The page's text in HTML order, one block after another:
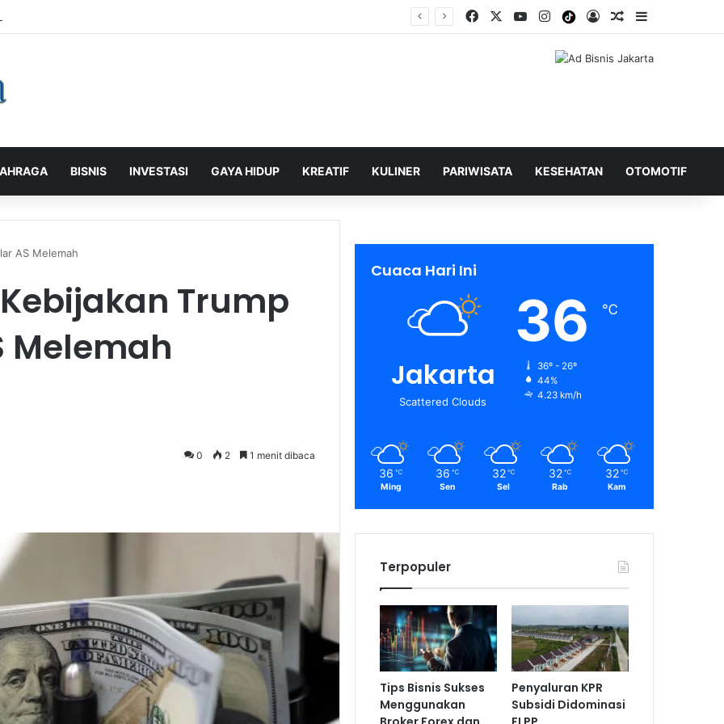
Pelanggan, PLN Icon Plus Sabet Tiga Penghargaan CCW 2026 Facebook YouTubeInstagramTiktokLog InShuffle Berita
BISNIS INVESTASI GAYA HIDUP KREATIF KULINER PARIWISATA KESEHATAN OTOMOTIF
AS Melemah
Trump
Melemah
0 2 1 menit dibaca
Cuaca Hari Ini
Jakarta
Scattered Clouds
36 ℃
36º - 26º
44%
4.23 km/h
36 ℃
Ming
36 ℃
Sen
32 ℃
Sel
32 ℃
Rab
32 ℃
Kam
Terpopuler
Tips Bisnis Sukses
Menggunakan
Penyaluran KPR
Subsidi Didominasi